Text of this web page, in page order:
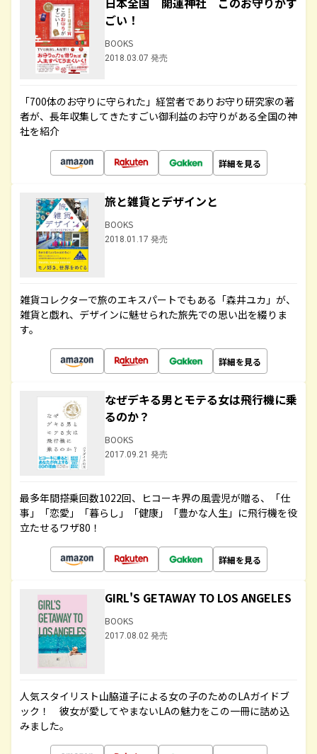
ごい！
BOOKS
2018.03.07 発売
「700体のお守りに守られた」経営者でありお守り研究家の著
者が、長年収集してきたすごい御利益のお守りがある全国の神
社を紹介
詳細を見る
旅と雑貨とデザインと
BOOKS
2018.01.17 発売
雑貨コレクターで旅のエキスパートでもある「森井ユカ」が、
雑貨と戯れ、デザインに魅せられた旅先での思い出を綴りま
す。
詳細を見る
なぜデキる男とモテる女は飛行機に乗
るのか？
BOOKS
2017.09.21 発売
最多年間搭乗回数1022回、ヒコーキ界の風雲児が贈る、「仕
事」「恋愛」「暮らし」「健康」「豊かな人生」に飛行機を役
立たせるワザ80！
詳細を見る
GIRL'S GETAWAY TO LOS ANGELES
BOOKS
2017.08.02 発売
人気スタイリスト山脇道子による女の子のためのLAガイドブ
ック！ 彼女が愛してやまないLAの魅力をこの一冊に詰め込
みました。